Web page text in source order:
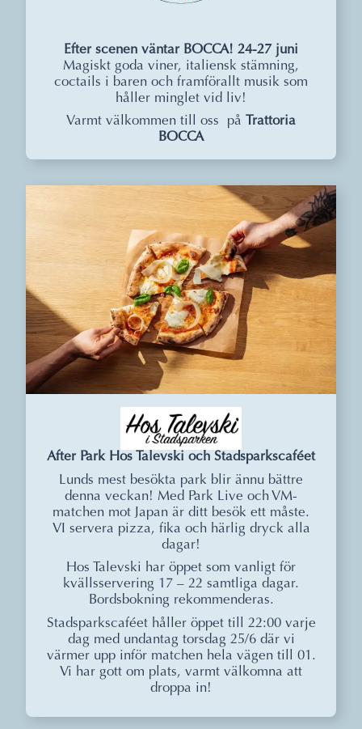
Efter scenen väntar BOCCA! 24-27 juni
Magiskt goda viner, italiensk stämning,
coctails i baren och framförallt musik som
håller minglet vid liv!
Varmt välkommen till oss på Trattoria
BOCCA
After Park Hos Talevski och Stadsparkscaféet
Lunds mest besökta park blir ännu bättre
denna veckan! Med Park Live och VM-
matchen mot Japan är ditt besök ett måste.
VI servera pizza, fika och härlig dryck alla
dagar!
Hos Talevski har öppet som vanligt för
kvällsservering 17 – 22 samtliga dagar.
Bordsbokning rekommenderas.
Stadsparkscaféet håller öppet till 22:00 varje
dag med undantag torsdag 25/6 där vi
värmer upp inför matchen hela vägen till 01.
Vi har gott om plats, varmt välkomna att
droppa in!